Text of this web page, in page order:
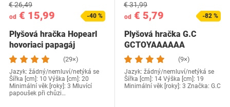
od € 15,99
€ 26,49
-40 %
Plyšová hračka Hopearl
hovoriaci papagáj
(29×)
Jazyk: žádný/nemluví/netýká se
Šířka [cm]: 10 Výška [cm]: 20
Minimální věk [roky]: 3 Mluvící
papoušek při chůzi…
od € 5,79
€ 31,99
-82 %
Plyšová hračka G.C
‎GCTOYAAAAAA
(9×)
Jazyk: žádný/nemluví/netýká se
Šířka [cm]: 14 Výška [cm]: 19
Minimální věk [roky]: 3 Značka: G.C